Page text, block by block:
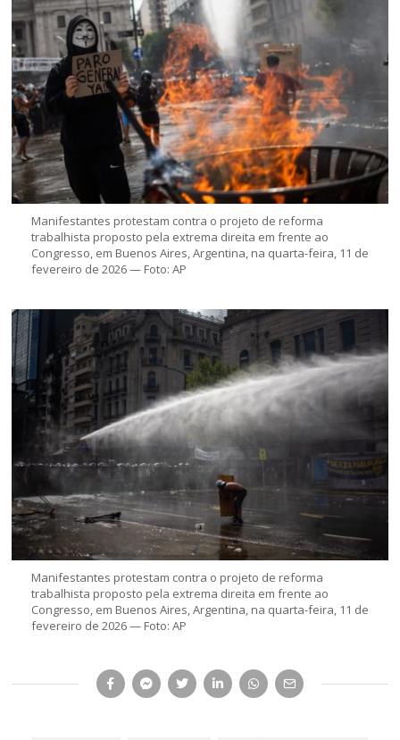
Manifestantes protestam contra o projeto de reforma
trabalhista proposto pela extrema direita em frente ao
Congresso, em Buenos Aires, Argentina, na quarta-feira, 11 de
fevereiro de 2026 — Foto: AP
Manifestantes protestam contra o projeto de reforma
trabalhista proposto pela extrema direita em frente ao
Congresso, em Buenos Aires, Argentina, na quarta-feira, 11 de
fevereiro de 2026 — Foto: AP